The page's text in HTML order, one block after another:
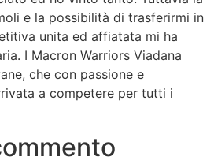
e la possibilità di trasferirmi in
unita ed affiatata mi ha
I Macron Warriors Viadana
che con passione e
a competere per tutti i